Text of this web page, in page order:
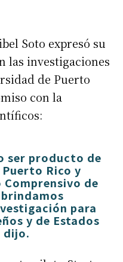
Soto expresó su
las investigaciones
de Puerto
con la
ser producto de
Rico y
de
para
y de Estados
dijo.